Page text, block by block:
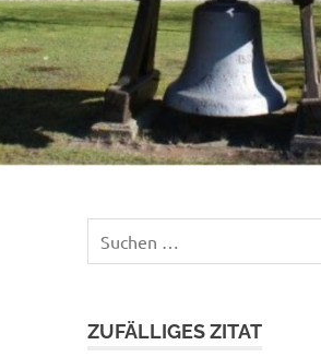
nach:
ZUFÄLLIGES ZITAT